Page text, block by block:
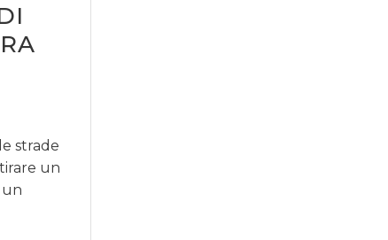
strade
un
un